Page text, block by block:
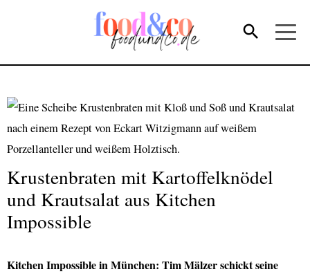
Krustenbraten mit Kartoffelknödel
und Krautsalat aus Kitchen
Impossible
Kitchen Impossible in München: Tim Mälzer schickt seine